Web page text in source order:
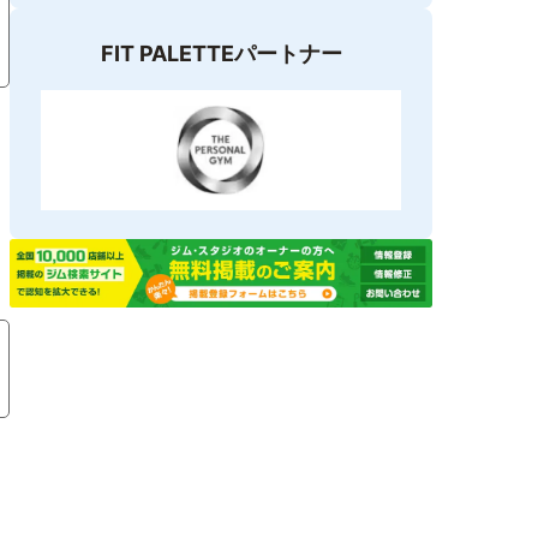
FIT PALETTEパートナー